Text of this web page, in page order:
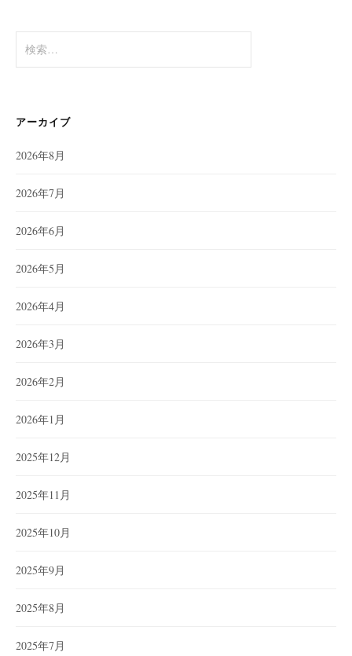
索:
アーカイブ
2026年8月
2026年7月
2026年6月
2026年5月
2026年4月
2026年3月
2026年2月
2026年1月
2025年12月
2025年11月
2025年10月
2025年9月
2025年8月
2025年7月